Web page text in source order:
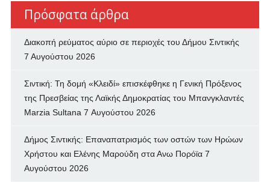
Πρόσφατα άρθρα
Διακοπή ρεύματος αύριο σε περιοχές του Δήμου Σιντικής
7 Αυγούστου 2026
Σιντική: Τη δομή «Κλειδί» επισκέφθηκε η Γενική Πρόξενος
της Πρεσβείας της Λαϊκής Δημοκρατίας του Μπανγκλαντές
Marzia Sultana 7 Αυγούστου 2026
Δήμος Σιντικής: Επαναπατρισμός των oστών των Ηρώων
Χρήστου και Ελένης Μαρούδη στα Ανω Πορόϊα 7
Αυγούστου 2026